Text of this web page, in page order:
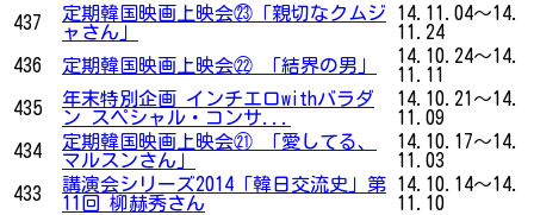
437
定期韓国映画上映会㉓「親切なクムジ
ャさん」
14.11.04～14.
11.24
436
定期韓国映画上映会㉒ 「結界の男」
14.10.24～14.
11.11
435
年末特別企画 インチエロwithバラダ
ン スペシャル・コンサ...
14.10.21～14.
11.09
434
定期韓国映画上映会㉑ 「愛してる、
マルスンさん」
14.10.17～14.
11.03
433
講演会シリーズ2014「韓日交流史」第
11回 柳赫秀さん
14.10.14～14.
11.10